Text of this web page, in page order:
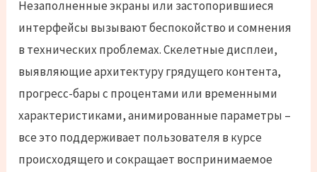
Незаполненные экраны или застопорившиеся
интерфейсы вызывают беспокойство и сомнения
в технических проблемах. Скелетные дисплеи,
выявляющие архитектуру грядущего контента,
прогресс-бары с процентами или временными
характеристиками, анимированные параметры –
все это поддерживает пользователя в курсе
происходящего и сокращает воспринимаемое